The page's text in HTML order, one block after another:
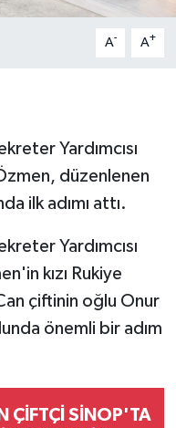
A- A+
Yardımcısı
düzenlenen
ilk adımı attı.
Yardımcısı
kızı Rukiye
çiftinin oğlu Onur
önemli bir adım
ÇİFTÇİ SİNOP'TA